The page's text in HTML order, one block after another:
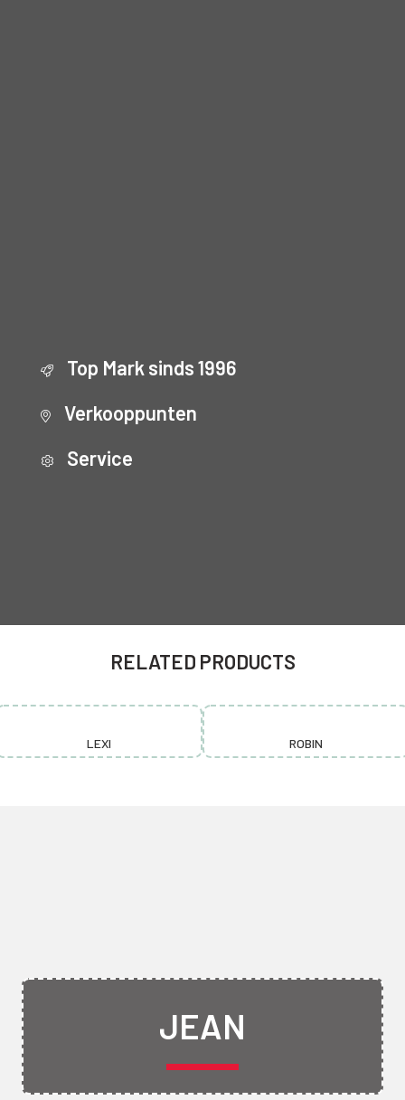
Top Mark sinds 1996
Verkooppunten
Service
RELATED PRODUCTS
LEXI ROBIN
JEAN